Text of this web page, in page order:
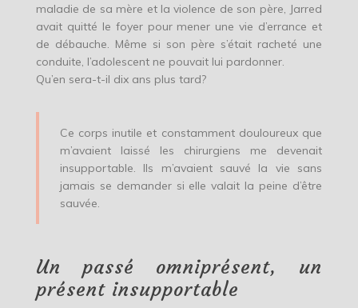
maladie de sa mère et la violence de son père, Jarred
avait quitté le foyer pour mener une vie d’errance et
de débauche. Même si son père s’était racheté une
conduite, l’adolescent ne pouvait lui pardonner.
Qu’en sera-t-il dix ans plus tard?
Ce corps inutile et constamment douloureux que
m’avaient laissé les chirurgiens me devenait
insupportable. Ils m’avaient sauvé la vie sans
jamais se demander si elle valait la peine d’être
sauvée.
Un passé omniprésent, un
présent insupportable